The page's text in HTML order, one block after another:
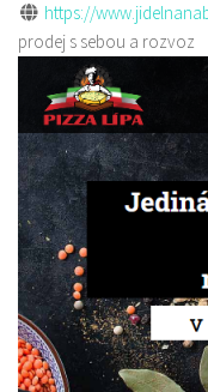
https://
prodej s sebou a rozvoz